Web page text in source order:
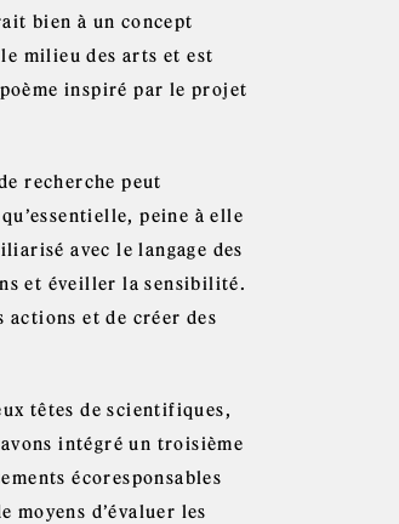
bien à un concept
milieu des arts et est
inspiré par le projet
recherche peut
peine à elle
avec le langage des
et éveiller la sensibilité.
actions et de créer des
têtes de scientifiques,
intégré un troisième
écoresponsables
moyens d’évaluer les